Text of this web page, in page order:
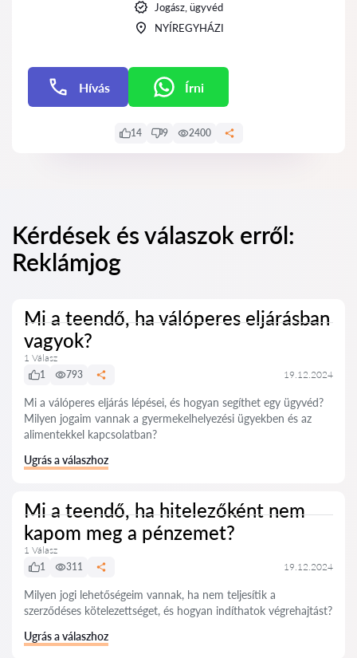
Jogász, ügyvéd
NYÍREGYHÁZI
Hívás Írni
14 9 2400
Kérdések és válaszok erről:
Reklámjog
Mi a teendő, ha válóperes eljárásban
vagyok?
1 Válasz
1
793 19.12.2024
Mi a válóperes eljárás lépései, és hogyan segíthet egy ügyvéd?
Milyen jogaim vannak a gyermekelhelyezési ügyekben és az
alimentekkel kapcsolatban?
Ugrás a válaszhoz
Mi a teendő, ha hitelezőként nem
kapom meg a pénzemet?
1 Válasz
1
311 19.12.2024
Milyen jogi lehetőségeim vannak, ha nem teljesítik a
szerződéses kötelezettséget, és hogyan indíthatok végrehajtást?
Ugrás a válaszhoz